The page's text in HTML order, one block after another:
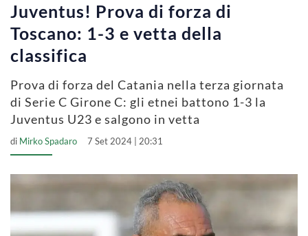
Juventus! Prova di forza di
Toscano: 1-3 e vetta della
classifica
Prova di forza del Catania nella terza giornata
di Serie C Girone C: gli etnei battono 1-3 la
Juventus U23 e salgono in vetta
di Mirko Spadaro 7 Set 2024 | 20:31